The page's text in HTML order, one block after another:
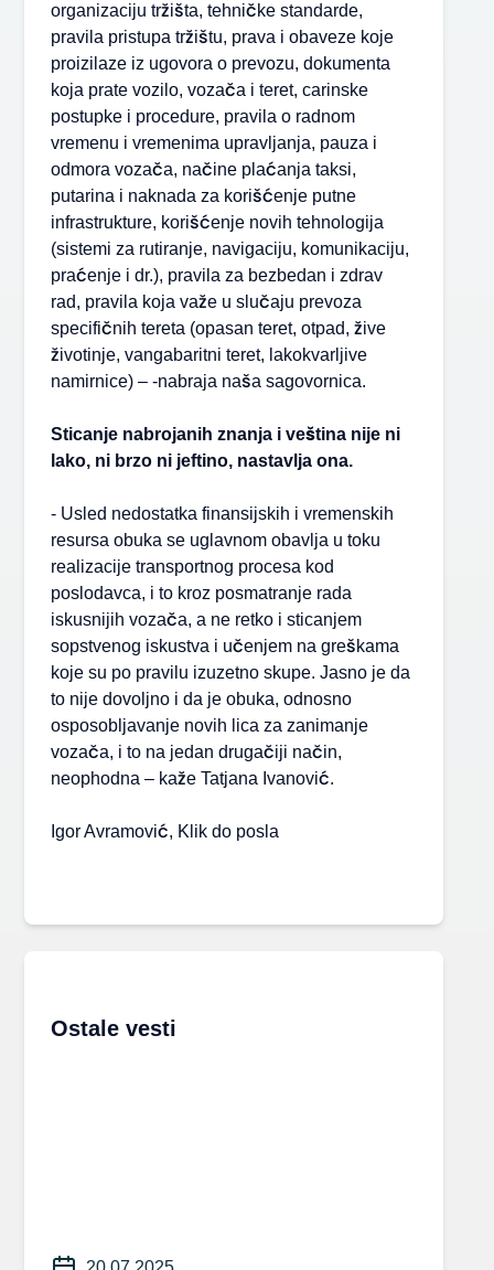
organizaciju tržišta, tehničke standarde,
pravila pristupa tržištu, prava i obaveze koje
proizilaze iz ugovora o prevozu, dokumenta
koja prate vozilo, vozača i teret, carinske
postupke i procedure, pravila o radnom
vremenu i vremenima upravljanja, pauza i
odmora vozača, načine plaćanja taksi,
putarina i naknada za korišćenje putne
infrastrukture, korišćenje novih tehnologija
(sistemi za rutiranje, navigaciju, komunikaciju,
praćenje i dr.), pravila za bezbedan i zdrav
rad, pravila koja važe u slučaju prevoza
specifičnih tereta (opasan teret, otpad, žive
životinje, vangabaritni teret, lakokvarljive
namirnice) – -nabraja naša sagovornica.
Sticanje nabrojanih znanja i veština nije ni
lako, ni brzo ni jeftino, nastavlja ona.
- Usled nedostatka finansijskih i vremenskih
resursa obuka se uglavnom obavlja u toku
realizacije transportnog procesa kod
poslodavca, i to kroz posmatranje rada
iskusnijih vozača, a ne retko i sticanjem
sopstvenog iskustva i učenjem na greškama
koje su po pravilu izuzetno skupe. Jasno je da
to nije dovoljno i da je obuka, odnosno
osposobljavanje novih lica za zanimanje
vozača, i to na jedan drugačiji način,
neophodna – kaže Tatjana Ivanović.
Igor Avramović, Klik do posla
Ostale vesti